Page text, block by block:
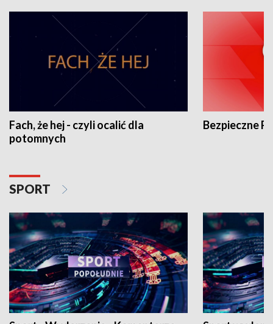
Fach, że hej - czyli ocalić dla
potomnych
Bezpieczne
SPORT